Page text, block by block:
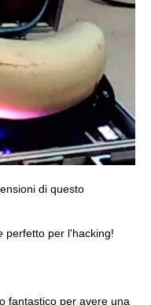
di questo
perfetto per l'hacking!
fantastico per avere una